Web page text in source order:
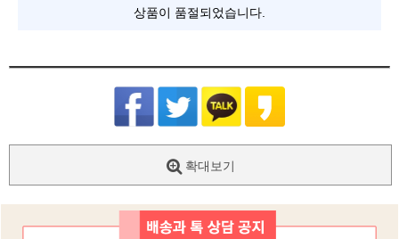
상품이 품절되었습니다.
확대보기